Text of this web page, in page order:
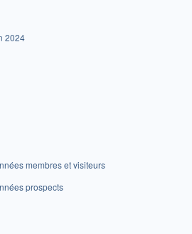
2024
membres et visiteurs
prospects